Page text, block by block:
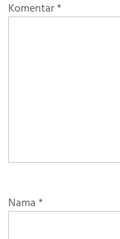
Komentar*
Nama *